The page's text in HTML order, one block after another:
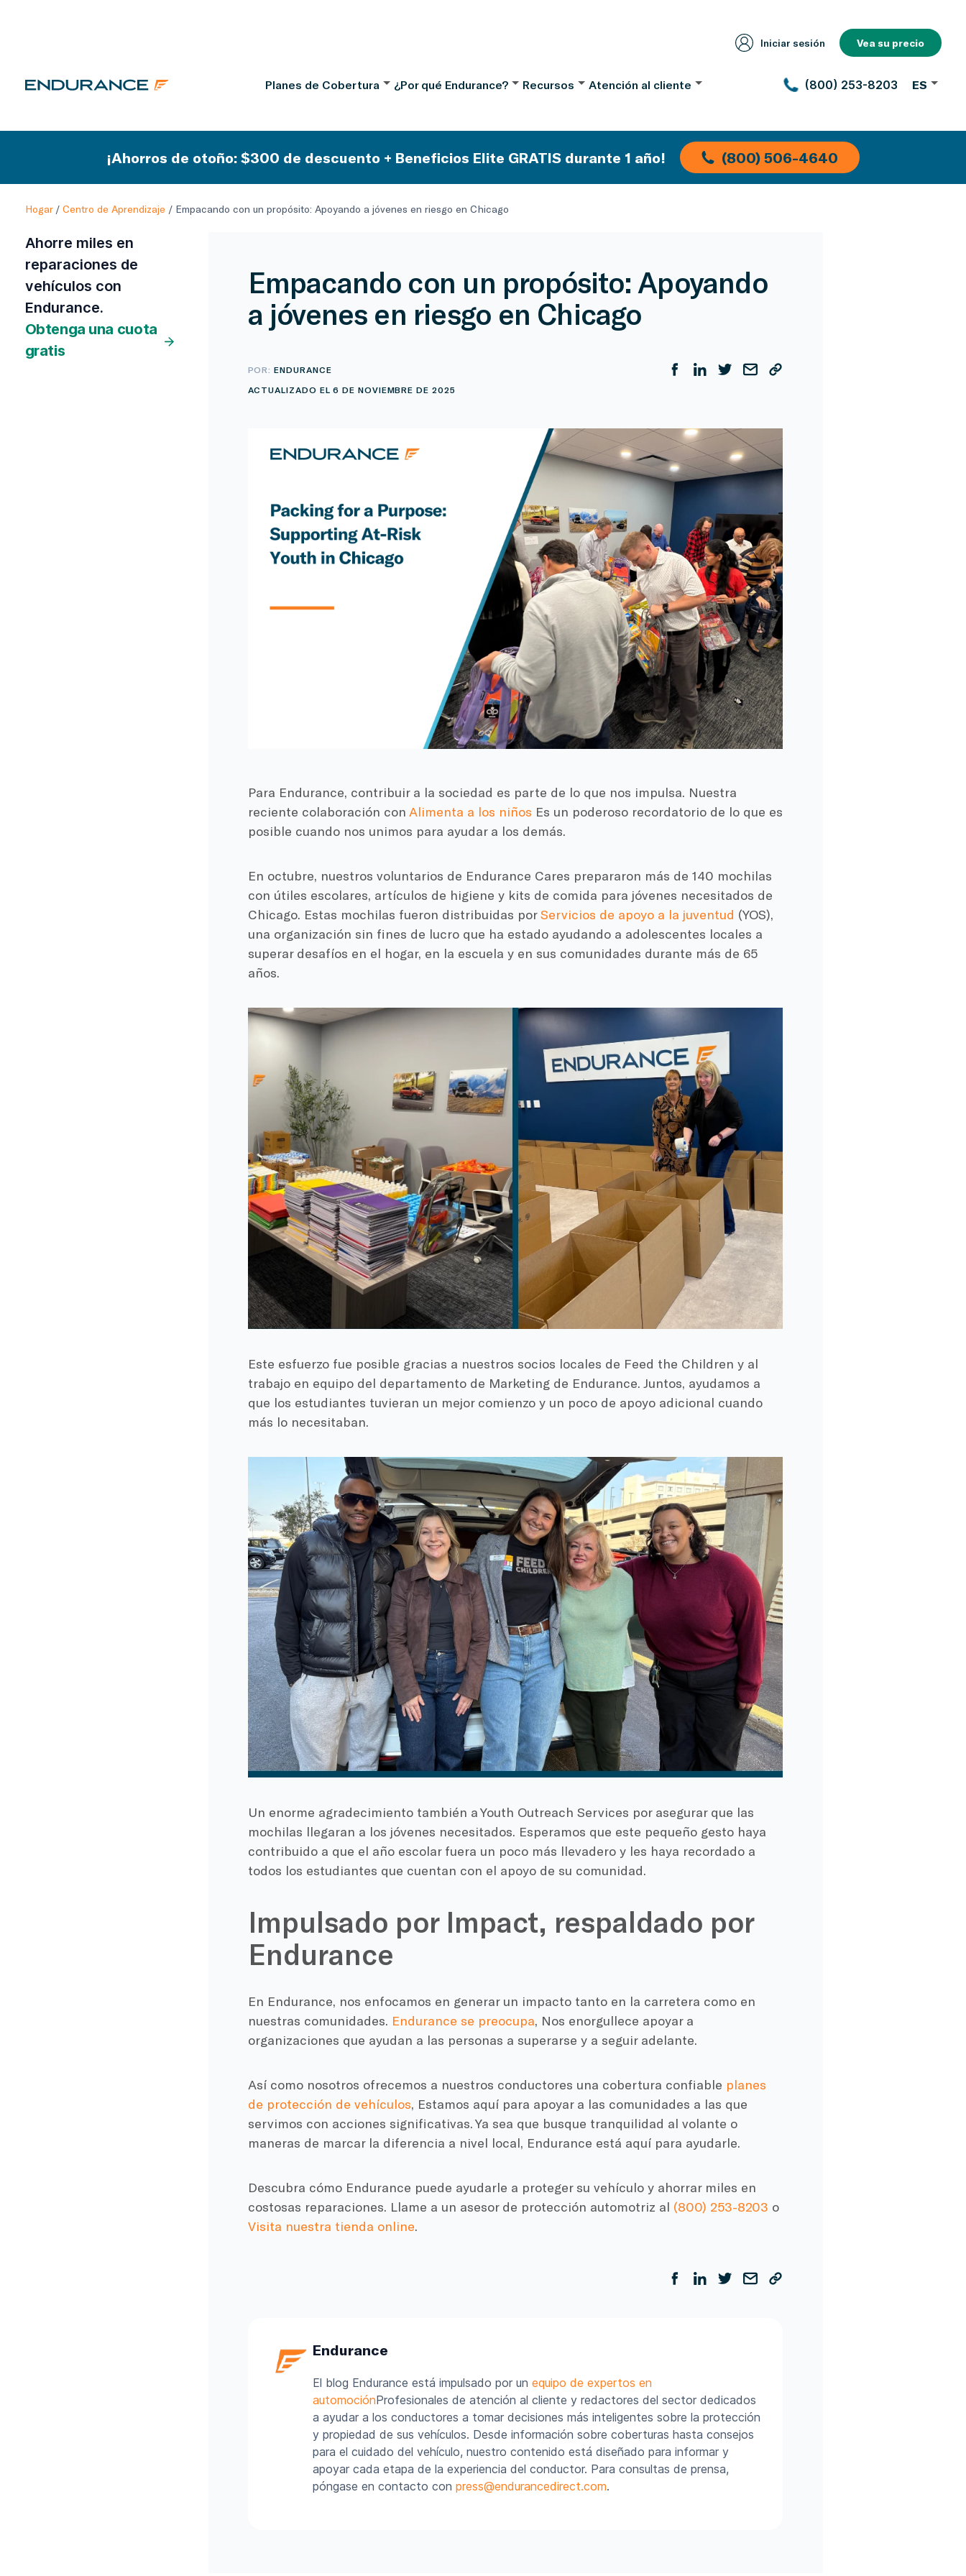
Iniciar sesión Vea su precio
Planes de Cobertura ¿Por qué Endurance? Recursos Atención al cliente (800) 253-8203 ES
¡Ahorros de otoño: $300 de descuento + Beneficios Elite GRATIS durante 1 año! (800) 506-4640
Hogar/ Centro de Aprendizaje / Empacando con un propósito: Apoyando a jóvenes en riesgo en Chicago
Ahorre miles en
reparaciones de
vehículos con
Endurance.
Obtenga una cuota
gratis
Empacando con un propósito: Apoyando
a jóvenes en riesgo en Chicago
POR:ENDURANCE
ACTUALIZADO EL 6 DE NOVIEMBRE DE 2025
Para Endurance, contribuir a la sociedad es parte de lo que nos impulsa. Nuestra
reciente colaboración con Alimenta a los niños Es un poderoso recordatorio de lo que es
posible cuando nos unimos para ayudar a los demás.
En octubre, nuestros voluntarios de Endurance Cares prepararon más de 140 mochilas
con útiles escolares, artículos de higiene y kits de comida para jóvenes necesitados de
Chicago. Estas mochilas fueron distribuidas porServicios de apoyo a la juventud (YOS),
una organización sin fines de lucro que ha estado ayudando a adolescentes locales a
superar desafíos en el hogar, en la escuela y en sus comunidades durante más de 65
años.
Este esfuerzo fue posible gracias a nuestros socios locales de Feed the Children y al
trabajo en equipo del departamento de Marketing de Endurance. Juntos, ayudamos a
que los estudiantes tuvieran un mejor comienzo y un poco de apoyo adicional cuando
más lo necesitaban.
Un enorme agradecimiento también a Youth Outreach Services por asegurar que las
mochilas llegaran a los jóvenes necesitados. Esperamos que este pequeño gesto haya
contribuido a que el año escolar fuera un poco más llevadero y les haya recordado a
todos los estudiantes que cuentan con el apoyo de su comunidad.
Impulsado por Impact, respaldado por
Endurance
En Endurance, nos enfocamos en generar un impacto tanto en la carretera como en
nuestras comunidades. Endurance se preocupa, Nos enorgullece apoyar a
organizaciones que ayudan a las personas a superarse y a seguir adelante.
Así como nosotros ofrecemos a nuestros conductores una cobertura confiable planes
de protección de vehículos, Estamos aquí para apoyar a las comunidades a las que
servimos con acciones significativas. Ya sea que busque tranquilidad al volante o
maneras de marcar la diferencia a nivel local, Endurance está aquí para ayudarle.
Descubra cómo Endurance puede ayudarle a proteger su vehículo y ahorrar miles en
costosas reparaciones. Llame a un asesor de protección automotriz al (800) 253-8203 o
Visita nuestra tienda online.
Endurance
El blog Endurance está impulsado por un equipo de expertos en
automociónProfesionales de atención al cliente y redactores del sector dedicados
a ayudar a los conductores a tomar decisiones más inteligentes sobre la protección
y propiedad de sus vehículos. Desde información sobre coberturas hasta consejos
para el cuidado del vehículo, nuestro contenido está diseñado para informar y
apoyar cada etapa de la experiencia del conductor. Para consultas de prensa,
póngase en contacto con press@endurancedirect.com.